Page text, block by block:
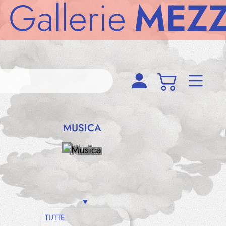
MEZZODì
MUSICA
TUTTE